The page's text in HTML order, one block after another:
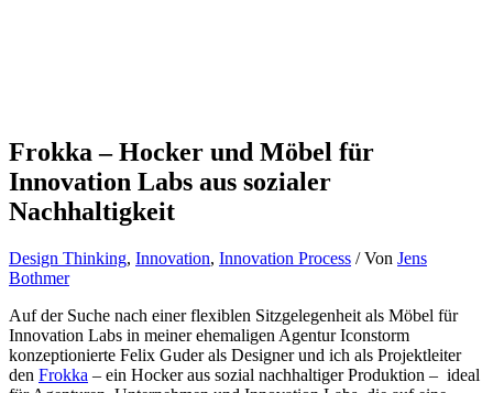
Frokka – Hocker und Möbel für
Innovation Labs aus sozialer
Nachhaltigkeit
Design Thinking, Innovation, Innovation Process / Von Jens
Bothmer
Auf der Suche nach einer flexiblen Sitzgelegenheit als Möbel für
Innovation Labs in meiner ehemaligen Agentur Iconstorm
konzeptionierte Felix Guder als Designer und ich als Projektleiter
den Frokka – ein Hocker aus sozial nachhaltiger Produktion – ideal